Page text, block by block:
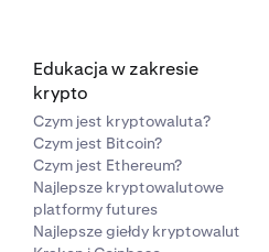
Edukacja w zakresie
krypto
Czym jest kryptowaluta?
Czym jest Bitcoin?
Czym jest Ethereum?
Najlepsze kryptowalutowe
platformy futures
Najlepsze giełdy kryptowalut